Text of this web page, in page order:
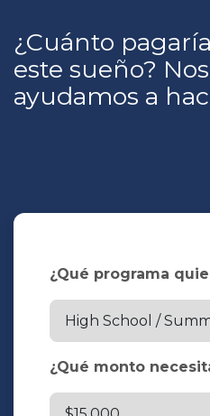
¿Cuánto
este sueño?
ayudamos a
¿Qué programa
¿Qué monto